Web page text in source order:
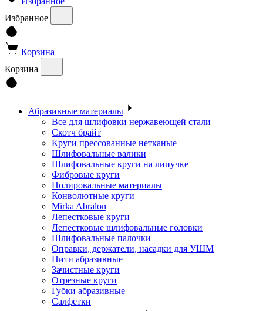
Избранное
Корзина
Корзина
Абразивные материалы
Все для шлифовки нержавеющей стали
Скотч брайт
Круги прессованные нетканые
Шлифовальные валики
Шлифовальные круги на липучке
Фибровые круги
Полировальные материалы
Конволютные круги
Mirka Abralon
Лепестковые круги
Лепестковые шлифовальные головки
Шлифовальные палочки
Оправки, держатели, насадки для УШМ
Нити абразивные
Зачистные круги
Отрезные круги
Губки абразивные
Салфетки